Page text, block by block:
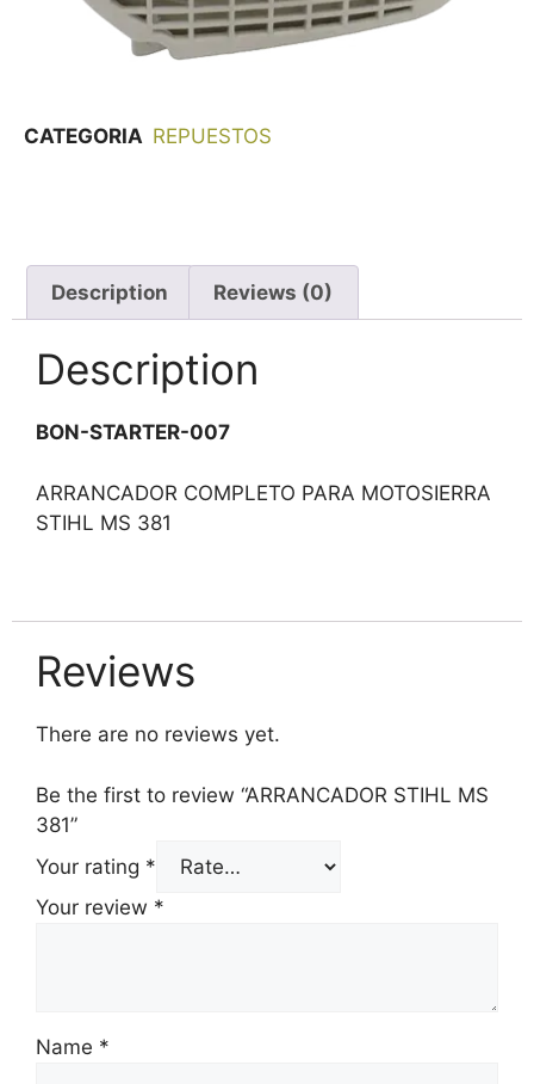
CATEGORIA REPUESTOS
Description Reviews (0)
Description
BON-STARTER-007
ARRANCADOR COMPLETO PARA MOTOSIERRA
STIHL MS 381
Reviews
There are no reviews yet.
Be the first to review “ARRANCADOR STIHL MS
381”
Your rating *
Your review *
Name *